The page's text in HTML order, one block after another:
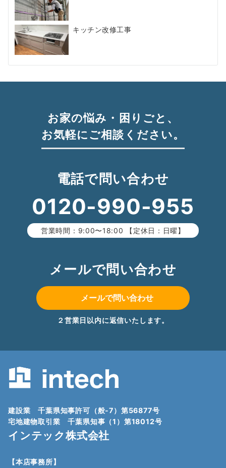
キッチン改修工事
お家の悩み・困りごと、
お気軽にご相談ください。
電話で問い合わせ
0120-990-955
営業時間：9:00〜18:00 【定休日：日曜】
メールで問い合わせ
メールで問い合わせ
２営業日以内に返信いたします。
建設業 千葉県知事許可（般-7）第56877号
宅地建物取引業 千葉県知事（1）第18012号
インテック株式会社
【本店事務所】